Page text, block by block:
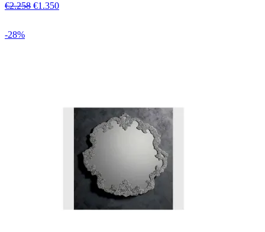
€2.258 €1.350
-28%